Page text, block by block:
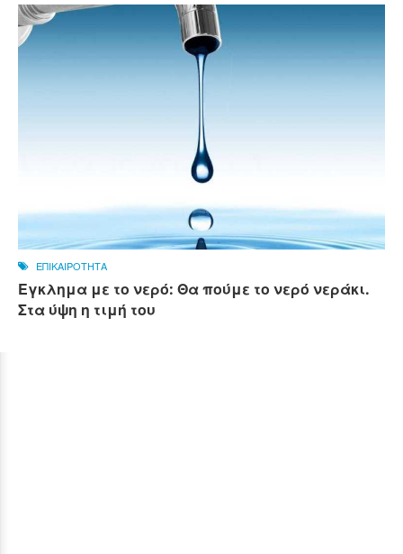
ΕΠΙΚΑΙΡΟΤΗΤΑ
Εγκλημα με το νερό: Θα πούμε το νερό νεράκι.
Στα ύψη η τιμή του